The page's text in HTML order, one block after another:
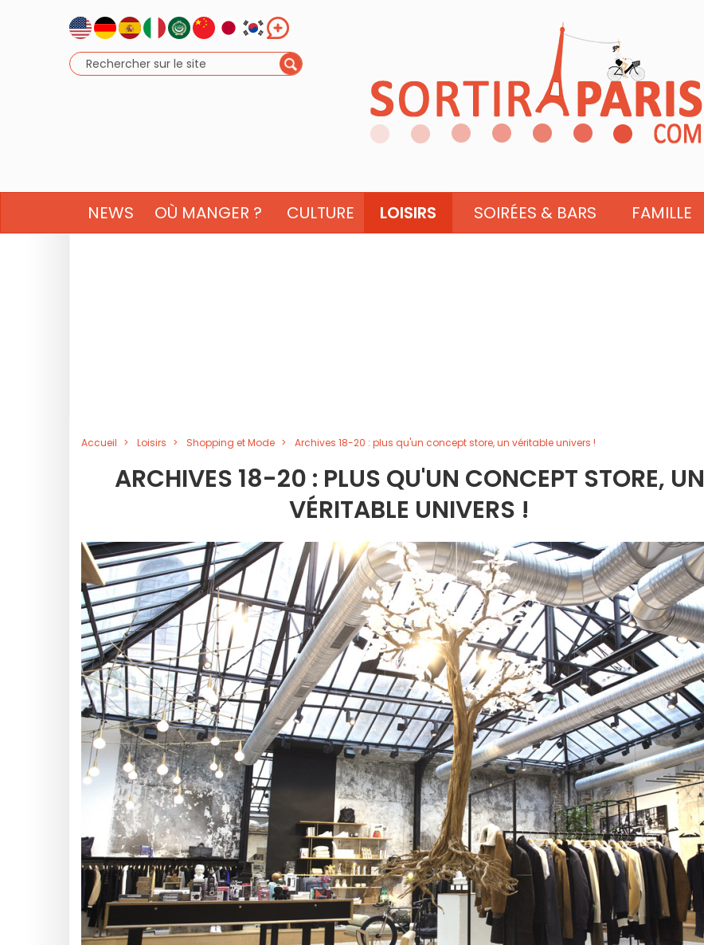
NEWS OÙ MANGER ? CULTURE LOISIRS SOIRÉES & BARS FAMILLE
Accueil Loisirs Shopping et Mode Archives 18-20 : plus qu'un concept store, un véritable univers !
ARCHIVES 18-20 : PLUS QU'UN CONCEPT STORE, UN
VÉRITABLE UNIVERS !